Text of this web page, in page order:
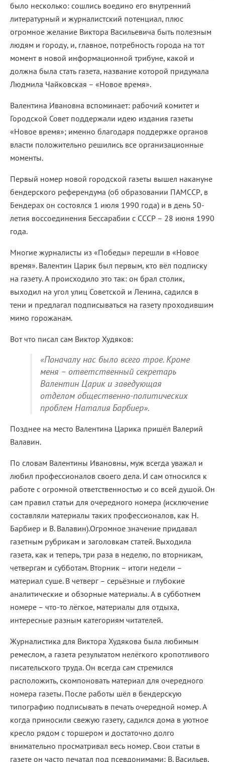
было несколько: сошлись воедино его внутренний
литературный и журналистский потенциал, плюс
огромное желание Виктора Васильевича быть полезным
людям и городу, и, главное, потребность города на тот
момент в новой информационной трибуне, какой и
должна была стать газета, название которой придумала
Людмила Чайковская – «Новое время».
Валентина Ивановна вспоминает: рабочий комитет и
Городской Совет поддержали идею издания газеты
«Новое время»; именно благодаря поддержке органов
власти положительно решились все организационные
моменты.
Первый номер новой городской газеты вышел накануне
бендерского референдума (об образовании ПАМССР, в
Бендерах он состоялся 1 июля 1990 года) и в день 50-
летия воссоединения Бессарабии с СССР – 28 июня 1990
года.
Многие журналисты из «Победы» перешли в «Новое
время». Валентин Царик был первым, кто вёл подписку
на газету. А происходило это так: он брал столик,
выходил на угол улиц Советской и Ленина, садился в
тени и предлагал подписываться на газету проходившим
мимо горожанам.
Вот что писал сам Виктор Худяков:
«Поначалу нас было всего трое. Кроме
меня – ответственный секретарь
Валентин Царик и заведующая
отделом общественно-политических
проблем Наталия Барбиер».
Позднее на место Валентина Царика пришёл Валерий
Валавин.
По словам Валентины Ивановны, муж всегда уважал и
любил профессионалов своего дела. И сам относился к
работе с огромной ответственностью и со всей душой. Он
сам правил статьи для очередного номера (исключение
составляли материалы таких профессионалов, как Н.
Барбиер и В. Валавин).Огромное значение придавал
газетным рубрикам и заголовкам статей. Выходила
газета, как и теперь, три раза в неделю, по вторникам,
четвергам и субботам. Вторник – итоги недели –
материал суше. В четверг – серьёзные и глубокие
аналитические и обзорные материалы. А в субботнем
номере – что-то лёгкое, материалы для отдыха,
интересные разным категориям читателей.
Журналистика для Виктора Худякова была любимым
ремеслом, а газета результатом нелёгкого кропотливого
писательского труда. Он всегда сам стремился
расположить, скомпоновать материал для очередного
номера газеты. После работы шёл в бендерскую
типографию подписывать в печать очередной номер. А
когда приносили свежую газету, садился дома в уютное
кресло рядом с торшером и достаточно долго
внимательно просматривал весь номер. Свои статьи в
газете он часто печатал под псевдонимами: В. Васильев,